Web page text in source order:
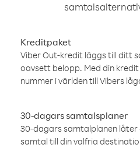
Kreditpaket
Viber Out-kredit läggs till ditt
oavsett belopp. Med din
nummer i världen till Vibers
30-dagars samtalsplaner
30-dagars samtalplanen
samtal till din valfria